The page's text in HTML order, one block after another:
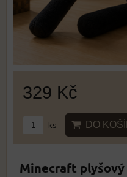
329 Kč
ks DO
Minecraft plyšový